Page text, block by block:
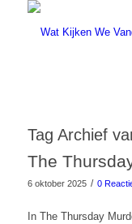
Tag Archief
The
6 oktober 2025 / 0
In The Thursday